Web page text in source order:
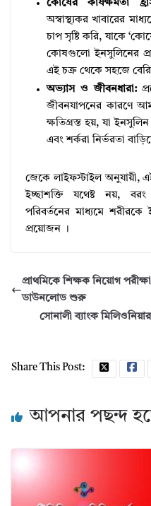
কোষের কার্যক্ষমতা
অস্বাস্থ্যকর খাবারের
চাপ সৃষ্টি করি, যাকে
কোষগুলো ইনসুলিনের
এই চক্র থেকে সহজে
অভ্যাস ও জীবনধারা:
জীবনযাপনের কারণে
ক্ষতিগ্রস্ত হয়, যা
এবং শর্করা নির্ভরতা
জেকে লাইফস্টাইল অনুযায়ী,
ইচ্ছাশক্তি যথেষ্ট নয়, বরং
পরিবর্তনের মাধ্যমে
প্রয়োজন
।
প্রাথমিকে শিক্ষক নিয়োগ
ডাউনলোড শুরু
সোনালী ব্যাংক
Share This Post:
আপনার পছন্দ